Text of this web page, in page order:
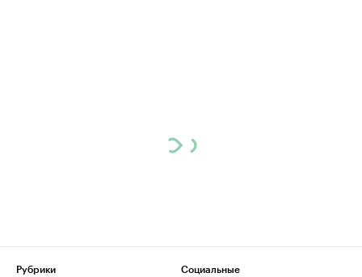
Рубрики
Социальные